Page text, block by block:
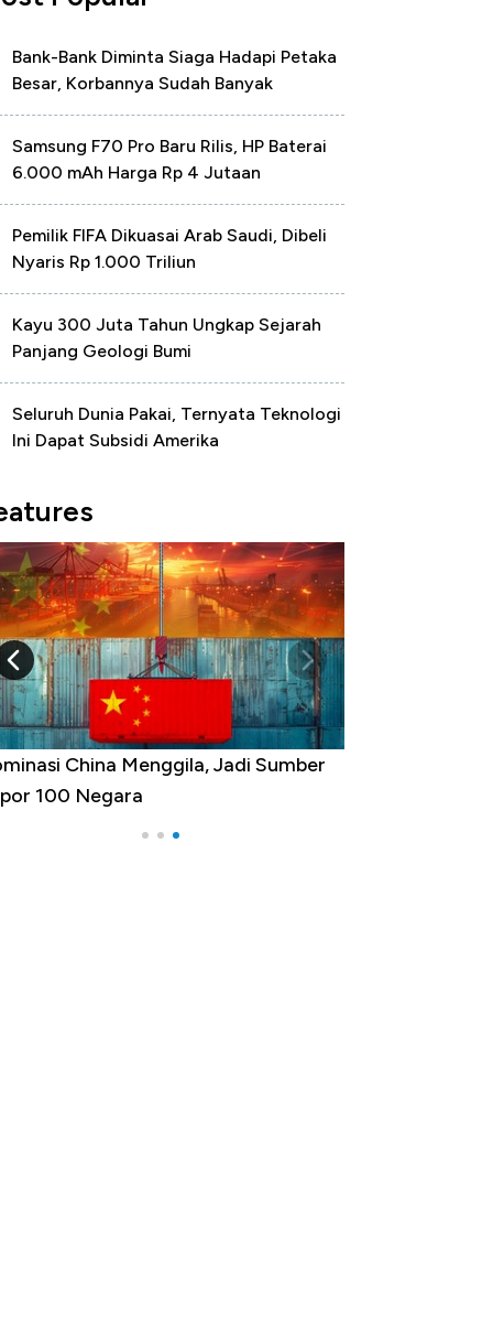
Bank-Bank Diminta Siaga Hadapi Petaka
Besar, Korbannya Sudah Banyak
Samsung F70 Pro Baru Rilis, HP Baterai
6.000 mAh Harga Rp 4 Jutaan
Pemilik FIFA Dikuasai Arab Saudi, Dibeli
Nyaris Rp 1.000 Triliun
Kayu 300 Juta Tahun Ungkap Sejarah
Panjang Geologi Bumi
Seluruh Dunia Pakai, Ternyata Teknologi
Ini Dapat Subsidi Amerika
China Menggila, Jadi Sumber
100 Negara